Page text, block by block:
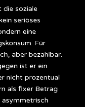
die soziale
seriöses
eine
Für
aber bezahlbar.
ist er ein
nicht prozentual
als fixer Betrag
asymmetrisch